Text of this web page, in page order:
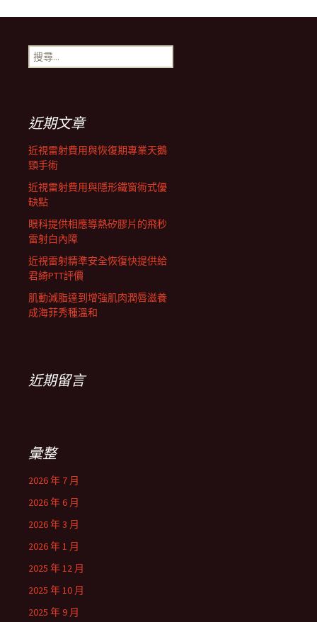
導
航
列
搜
尋
近期文章
近視雷射費用與恢復期專業天鵝
頸手術
近視雷射費用與隱形鐵窗術式優
缺點
眼科提供相應導熱矽膠片的飛秒
雷射白內障
近視雷射精準安全恢復快提供給
君綺PTT評價
肌動減脂達到增強肌肉潤唇滋養
成海菲秀種溫和
近期留言
彙整
2026 年 7 月
2026 年 6 月
2026 年 3 月
2026 年 1 月
2025 年 12 月
2025 年 10 月
2025 年 9 月